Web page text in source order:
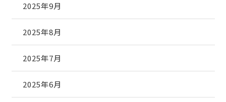
2025年9月
2025年8月
2025年7月
2025年6月